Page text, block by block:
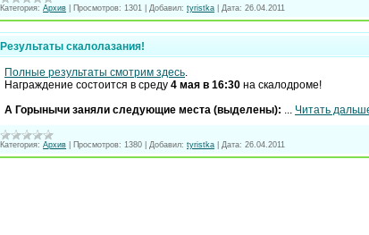
Категория: Архив Просмотров: 1301 Добавил: tyristka Дата: 26.04.2011
Результаты скалолазания!
Полные результаты смотрим здесь.
Награждение состоится в среду 4 мая в 16:30 на скалодроме!
А Горынычи заняли следующие места (выделены): ... Читать
Категория: Архив Просмотров: 1380 Добавил: tyristka Дата: 26.04.2011